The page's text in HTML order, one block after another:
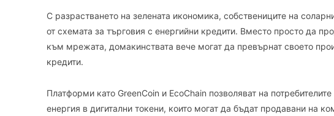
С разрастването на зелената икономика, собствениците на
от схемата за търговия с енергийни кредити. Вместо просто да
към мрежата, домакинствата вече могат да превърнат своето
кредити.
Платформи като GreenCoin и EcoChain позволяват на
енергия в дигитални токени, които могат да бъдат продавани на